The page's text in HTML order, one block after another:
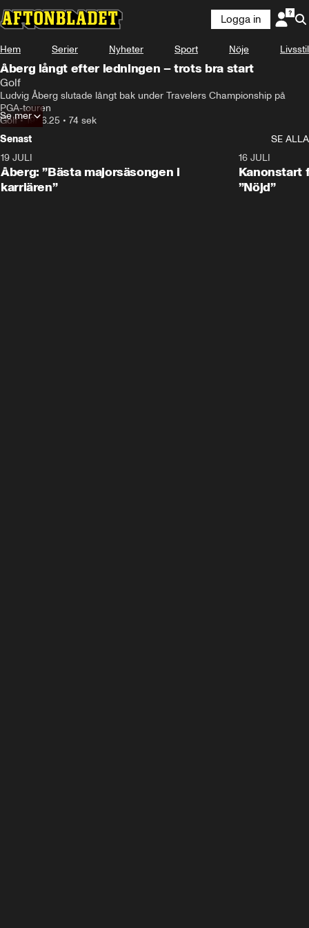
Logga in
Hem Serier Nyheter Sport Nöje Livsstil
Åberg långt efter ledningen – trots bra start
Golf
Ludvig Åberg slutade långt bak under Travelers Championship på
PGA-touren
Golf•19.06.25 • 74 sek
Se mer
Senast
SE ALLA
19 JULI
Åberg: ”Bästa majorsäsongen i
karriären”
16 JULI
Kanonstart
”Nöjd”